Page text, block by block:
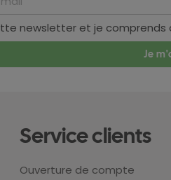
newsletter et je
Service clients
Ouverture de compte